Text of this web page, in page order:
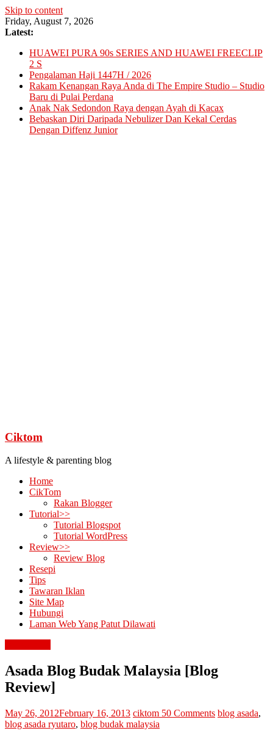
Skip to content
Friday, August 7, 2026
Latest:
HUAWEI PURA 90s SERIES AND HUAWEI FREECLIP
2 S
Pengalaman Haji 1447H / 2026
Rakam Kenangan Raya Anda di The Empire Studio – Studio
Baru di Pulai Perdana
Anak Nak Sedondon Raya dengan Ayah di Kacax
Bebaskan Diri Daripada Nebulizer Dan Kekal Cerdas
Dengan Diffenz Junior
Ciktom
A lifestyle & parenting blog
Home
CikTom
Rakan Blogger
Tutorial>>
Tutorial Blogspot
Tutorial WordPress
Review>>
Review Blog
Resepi
Tips
Tawaran Iklan
Site Map
Hubungi
Laman Web Yang Patut Dilawati
Asada Blog Budak Malaysia [Blog
Review]
May 26, 2012February 16, 2013 ciktom 50 Comments blog asada,
blog asada ryutaro, blog budak malaysia